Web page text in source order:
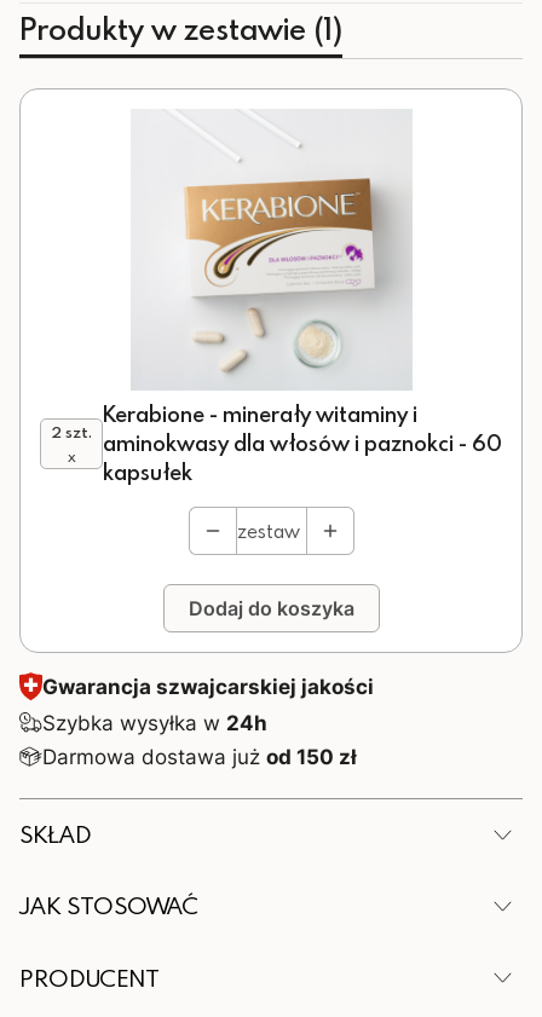
Produkty w zestawie (1)
2 szt.
x
Kerabione - minerały witaminy i
aminokwasy dla włosów i paznokci - 60
kapsułek
zestaw
Dodaj do koszyka
Gwarancja szwajcarskiej jakości
Szybka wysyłka w 24h
Darmowa dostawa jużod 150 zł
SKŁAD
L-cysteina
200 mg
JAK STOSOWAĆ
lat to 2 kapsułki dziennie podczas posiłku. Nie
PRODUCENT